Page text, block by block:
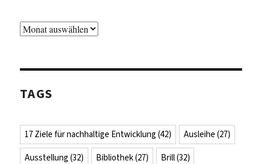
Archiv
TAGS
17 Ziele für nachhaltige Entwicklung (42) Ausleihe (27)
Ausstellung (32) Bibliothek(27) Brill(32)